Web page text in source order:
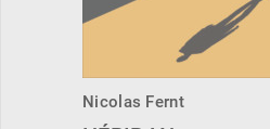
Nicolas Fernt